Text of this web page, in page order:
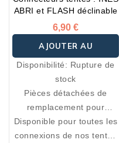
ABRI et FLASH déclinable
6,90 €
AJOUTER AU
PANIER
Disponibilité: Rupture de
stock
Pièces détachées de
remplacement pour
réparer vous même votre
tente.
Disponible pour toutes les
connexions de nos tentes